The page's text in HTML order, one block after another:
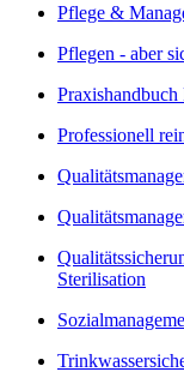
Pflege &
Pflegen - aber
Professionell
Sterilisation